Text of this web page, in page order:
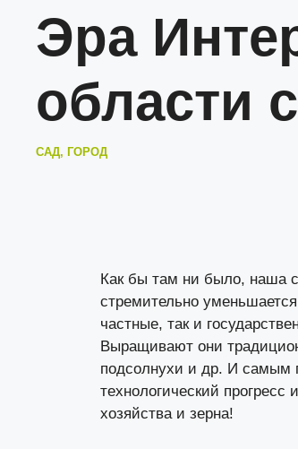
Эра
области
САД, ГОРОД
Как бы там ни было, наша
стремительно
частные, так и
Выращивают они
подсолнухи и др. И самым
технологический
хозяйства и зерна!